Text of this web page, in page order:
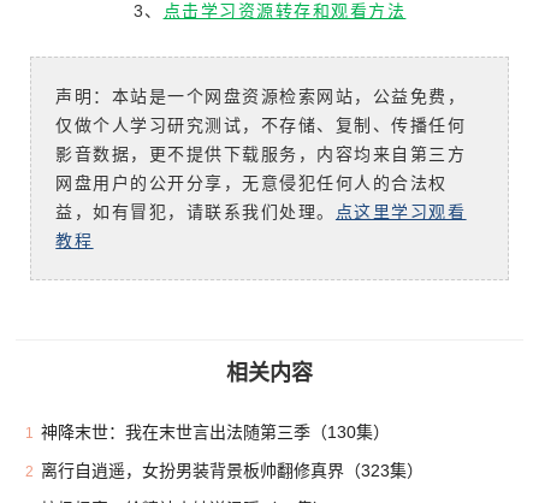
3、 点击学习资源转存和观看方法
声明：本站是一个网盘资源检索网站，公益免费，
仅做个人学习研究测试，不存储、复制、传播任何
影音数据，更不提供下载服务，内容均来自第三方
网盘用户的公开分享，无意侵犯任何人的合法权
益，如有冒犯，请联系我们处理。 点这里学习观看
教程
相关内容
1 神降末世：我在末世言出法随第三季（130集）
2 离行自逍遥，女扮男装背景板帅翻修真界（323集）